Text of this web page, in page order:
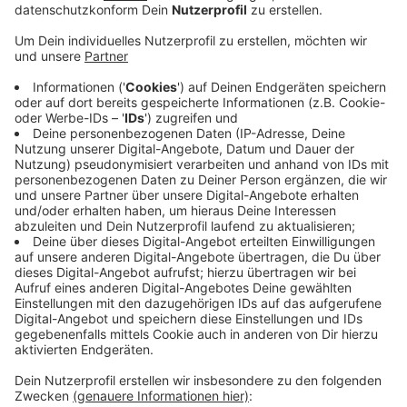
muss für zwei Jahre und sechs Monate in Haft. Das
Landgericht hatte ihn unter anderem wegen
fahrlässiger Tötung, Unfallflucht und versuchten
Totschlags durch Unterlassen verurteilt.
Im November letzten Jahres ist er betrunken und
unter Drogeneinfluss über eine rote Ampel gefahren.
Dabei hat er die hochschwangere Frau mit Tempo 70
erfasst. Sie und ihr ungeborenes Kind wurden durch die
Luft geschleudert. Die 31-Jährige ist kurze Zeit
später im Krankenhaus gestorben, ihr Kind noch am
Unfallort.
Die Staatsanwaltschaft hat eine Haftstrafe von zwei
Jahren und vier Monaten gefordert, der Verteidiger
eine Bewährungsstrafe. Das Urteil nach
Erwachsenenstrafrecht ist noch nicht rechtskräftig.
Anzeige